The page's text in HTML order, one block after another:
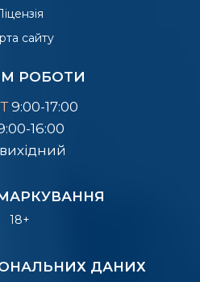
сайту
РОБОТИ
9:00-17:00
16:00
вихідний
18+
ДАНИХ